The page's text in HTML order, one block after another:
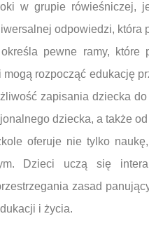
w grupie rówieśniczej,
odpowiedzi, która
pewne ramy,
rozpocząć edukację
zapisania dziecka
dziecka, a także
oferuje nie tylko
Dzieci uczą się
zasad
i życia.